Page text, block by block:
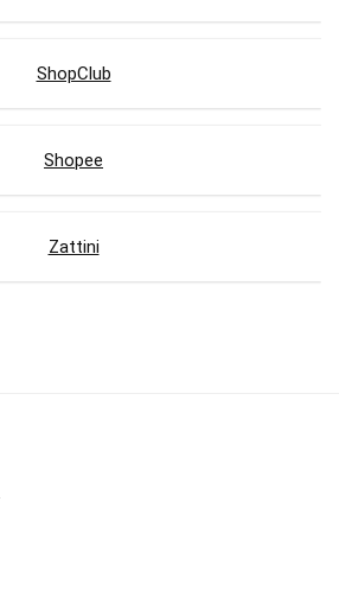
ShopClub
Shopee
Zattini